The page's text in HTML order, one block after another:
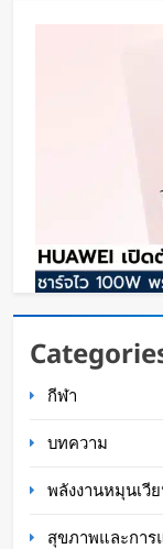
HUAWEI เปิด
ไว 100W พร้อ
กีฬา
บทความ
พลังงานหมุนเวี
สุขภาพและกา